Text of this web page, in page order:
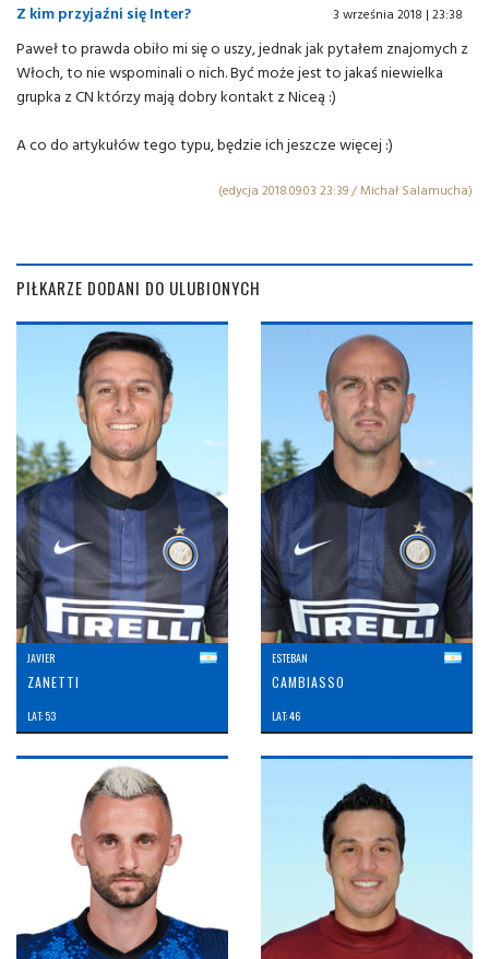
Z kim przyjaźni się Inter?
3 września 2018 | 23:38
Paweł to prawda obiło mi się o uszy, jednak jak pytałem znajomych z
Włoch, to nie wspominali o nich. Być może jest to jakaś niewielka
grupka z CN którzy mają dobry kontakt z Niceą :)
A co do artykułów tego typu, będzie ich jeszcze więcej :)
(edycja 2018.09.03 23:39 / Michał Salamucha)
PIŁKARZE DODANI DO ULUBIONYCH
JAVIER
ZANETTI
LAT: 53
ESTEBAN
CAMBIASSO
LAT: 46